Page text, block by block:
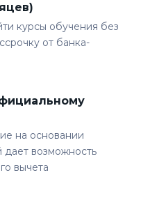
курсы обучения без
от банка-
на основании
дает возможность
вычета